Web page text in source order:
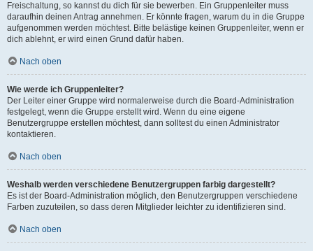
Freischaltung, so kannst du dich für sie bewerben. Ein Gruppenleiter muss
daraufhin deinen Antrag annehmen. Er könnte fragen, warum du in die Gruppe
aufgenommen werden möchtest. Bitte belästige keinen Gruppenleiter, wenn er
dich ablehnt, er wird einen Grund dafür haben.
Nach oben
Wie werde ich Gruppenleiter?
Der Leiter einer Gruppe wird normalerweise durch die Board-Administration
festgelegt, wenn die Gruppe erstellt wird. Wenn du eine eigene
Benutzergruppe erstellen möchtest, dann solltest du einen Administrator
kontaktieren.
Nach oben
Weshalb werden verschiedene Benutzergruppen farbig dargestellt?
Es ist der Board-Administration möglich, den Benutzergruppen verschiedene
Farben zuzuteilen, so dass deren Mitglieder leichter zu identifizieren sind.
Nach oben